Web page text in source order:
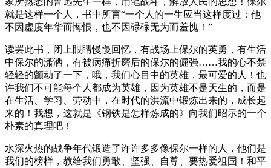
就是这样一个人，书中所言“一个人的一生应当这样度过：他
不因虚度年华而悔恨，也不因碌碌无为而羞愧！”
读罢此书，闭上眼睛慢慢回忆，有战场上保尔的英勇，有生活
中保尔的潇洒，有被病痛折磨后的保尔的倔强……我的心不禁
轻轻的颤动了一下，哦，我们心目中的英雄，最可爱的人！也
许我们不可能每个人都成为英雄，因为英雄不是天生的，而是
在生活、学习、劳动中，在时代的洪流中锻炼出来的，成长起
来的！我想，这就是《钢铁是怎样炼成的》向我们昭示的一个
朴素的真理吧！
水深火热的战争年代锻造了许许多多像保尔一样的人，他们是
我们的榜样，教给我们勇敢、坚强、自尊、要热爱祖国！和平